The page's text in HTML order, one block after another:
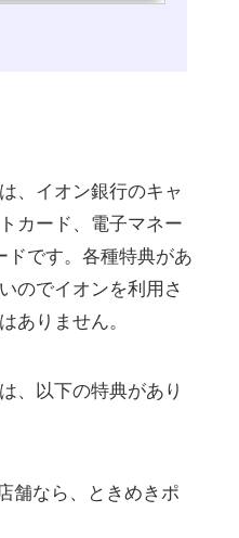
、イオン銀行のキャ
カード、電子マネー
ドです。各種特典があ
のでイオンを利用さ
ありません。
、以下の特典があり
舗なら、ときめきポ